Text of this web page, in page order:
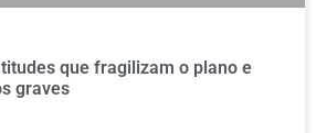
que fragilizam o plano e
graves